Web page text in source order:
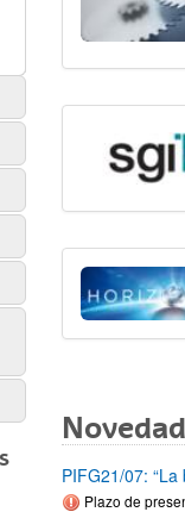
PIFG21/07:
Plazo de